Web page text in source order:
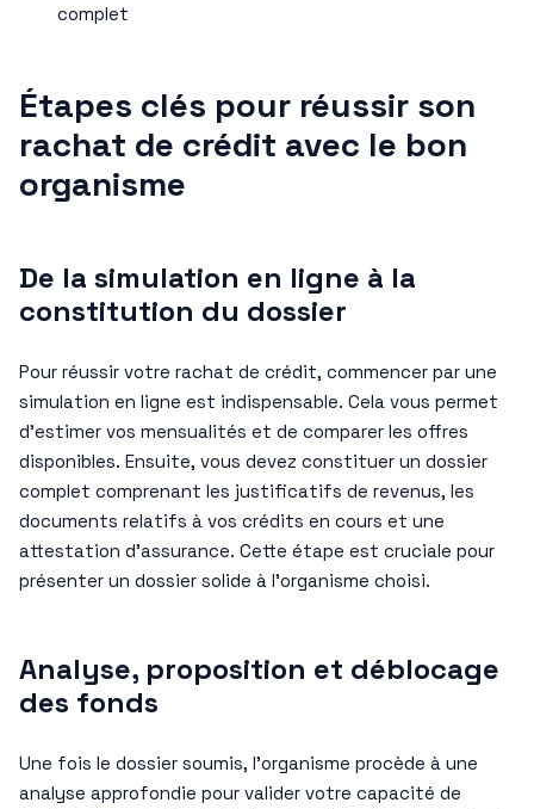
complet
Étapes clés pour réussir son
rachat de crédit avec le bon
organisme
De la simulation en ligne à la
constitution du dossier
Pour réussir votre rachat de crédit, commencer par une
simulation en ligne est indispensable. Cela vous permet
d’estimer vos mensualités et de comparer les offres
disponibles. Ensuite, vous devez constituer un dossier
complet comprenant les justificatifs de revenus, les
documents relatifs à vos crédits en cours et une
attestation d’assurance. Cette étape est cruciale pour
présenter un dossier solide à l’organisme choisi.
Analyse, proposition et déblocage
des fonds
Une fois le dossier soumis, l’organisme procède à une
analyse approfondie pour valider votre capacité de